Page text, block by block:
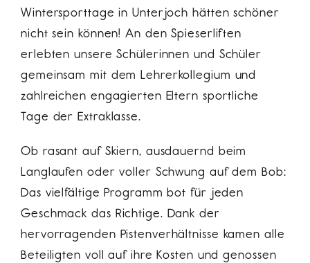
Wintersporttage in Unterjoch hätten schöner
nicht sein können! An den Spieserliften
erlebten unsere Schülerinnen und Schüler
gemeinsam mit dem Lehrerkollegium und
zahlreichen engagierten Eltern sportliche
Tage der Extraklasse.
Ob rasant auf Skiern, ausdauernd beim
Langlaufen oder voller Schwung auf dem Bob:
Das vielfältige Programm bot für jeden
Geschmack das Richtige. Dank der
hervorragenden Pistenverhältnisse kamen alle
Beteiligten voll auf ihre Kosten und genossen